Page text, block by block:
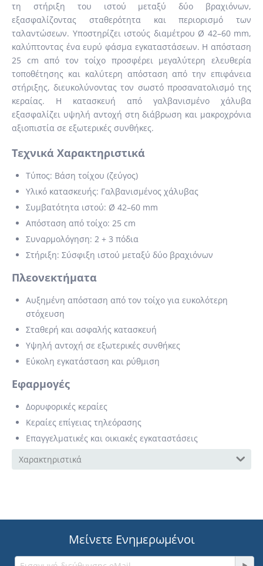
τη στήριξη του ιστού μεταξύ δύο βραχιόνων,
εξασφαλίζοντας σταθερότητα και περιορισμό των
ταλαντώσεων. Υποστηρίζει ιστούς διαμέτρου Ø 42–60 mm,
καλύπτοντας ένα ευρύ φάσμα εγκαταστάσεων. Η απόσταση
25 cm από τον τοίχο προσφέρει μεγαλύτερη ελευθερία
τοποθέτησης και καλύτερη απόσταση από την επιφάνεια
στήριξης, διευκολύνοντας τον σωστό προσανατολισμό της
κεραίας. Η κατασκευή από γαλβανισμένο χάλυβα
εξασφαλίζει υψηλή αντοχή στη διάβρωση και μακροχρόνια
αξιοπιστία σε εξωτερικές συνθήκες.
Τεχνικά Χαρακτηριστικά
Τύπος: Βάση τοίχου (ζεύγος)
Υλικό κατασκευής: Γαλβανισμένος χάλυβας
Συμβατότητα ιστού: Ø 42–60 mm
Απόσταση από τοίχο: 25 cm
Συναρμολόγηση: 2 + 3 πόδια
Στήριξη: Σύσφιξη ιστού μεταξύ δύο βραχιόνων
Πλεονεκτήματα
Αυξημένη απόσταση από τον τοίχο για ευκολότερη
στόχευση
Σταθερή και ασφαλής κατασκευή
Υψηλή αντοχή σε εξωτερικές συνθήκες
Εύκολη εγκατάσταση και ρύθμιση
Εφαρμογές
Δορυφορικές κεραίες
Κεραίες επίγειας τηλεόρασης
Επαγγελματικές και οικιακές εγκαταστάσεις
Χαρακτηριστικά
Μείνετε Ενημερωμένοι